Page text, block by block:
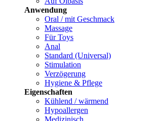
Anwendung
Oral / mit Geschmack
Massage
Für Toys
Anal
Standard (Universal)
Stimulation
Verzögerung
Hygiene & Pflege
Eigenschaften
Kühlend / wärmend
Hypoallergen
Medizinisch